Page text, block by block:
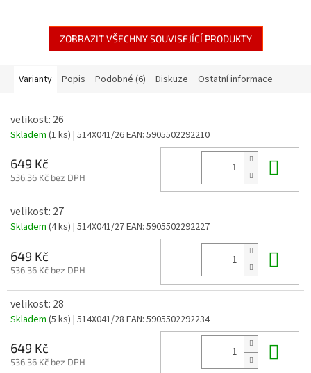
ZOBRAZIT VŠECHNY SOUVISEJÍCÍ PRODUKTY
Varianty Popis Podobné (6) Diskuze Ostatní informace
velikost: 26
Skladem (1 ks) | 514X041/26EAN: 5905502292210
649 Kč
536,36 Kč bez DPH
velikost: 27
Skladem (4 ks) | 514X041/27EAN: 5905502292227
649 Kč
536,36 Kč bez DPH
velikost: 28
Skladem (5 ks) | 514X041/28 EAN: 5905502292234
649 Kč
536,36 Kč bez DPH